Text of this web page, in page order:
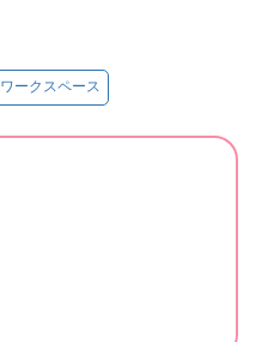
ワークスペース